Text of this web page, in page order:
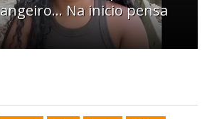
Na inicio pensa